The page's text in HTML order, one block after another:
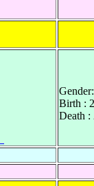
Birth :
Death :